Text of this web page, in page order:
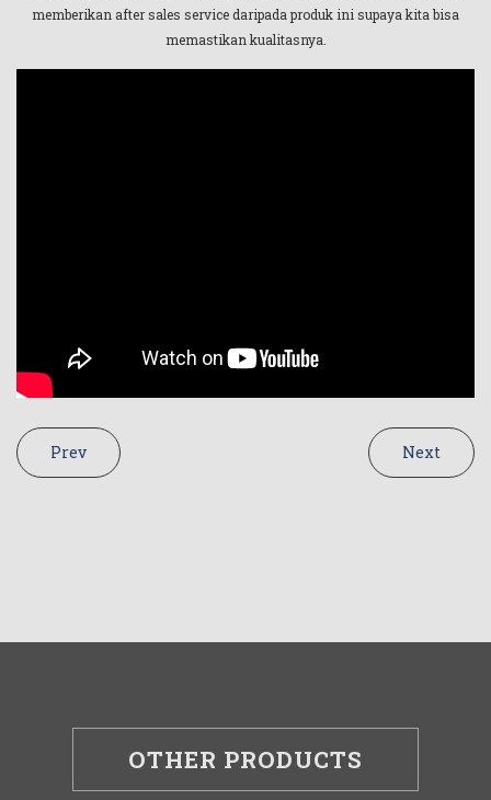
memberikan after sales service daripada produk ini supaya kita bisa
memastikan kualitasnya.
Prev Next
OTHER PRODUCTS